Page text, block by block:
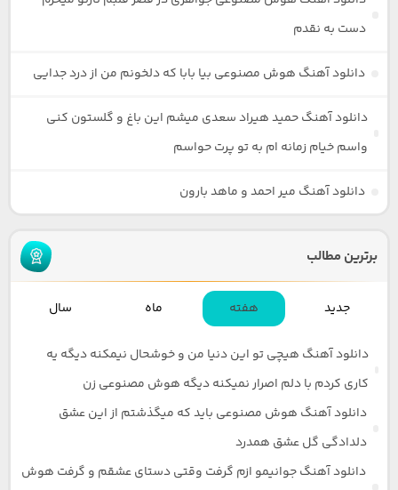
دست به نقدم
دانلود آهنگ هوش مصنوعی بیا بابا که دلخونم من از درد جدایی
دانلود آهنگ حمید هیراد سعدی میشم این باغ و گلستون کنی
واسم خیام زمانه ام به تو پرت حواسم
دانلود آهنگ میر احمد و ماهد بارون
برترین مطالب
جدید هفته ماه سال
دانلود آهنگ هیچی تو این دنیا من و خوشحال نیمکنه دیگه یه
کاری کردم با دلم اصرار نمیکنه دیگه هوش مصنوعی زن
دانلود آهنگ هوش مصنوعی باید که میگذشتم از این عشق
دلدادگی گل عشق همدرد
دانلود آهنگ جوانیمو ازم گرفت وقتی دستای عشقم و گرفت هوش